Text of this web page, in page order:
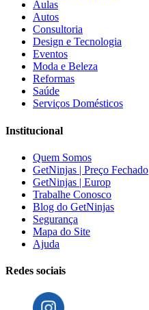
Aulas
Autos
Consultoria
Design e Tecnologia
Eventos
Moda e Beleza
Reformas
Saúde
Serviços Domésticos
Institucional
Quem Somos
GetNinjas | Preço Fechado
GetNinjas | Europ
Trabalhe Conosco
Blog do GetNinjas
Segurança
Mapa do Site
Ajuda
Redes sociais